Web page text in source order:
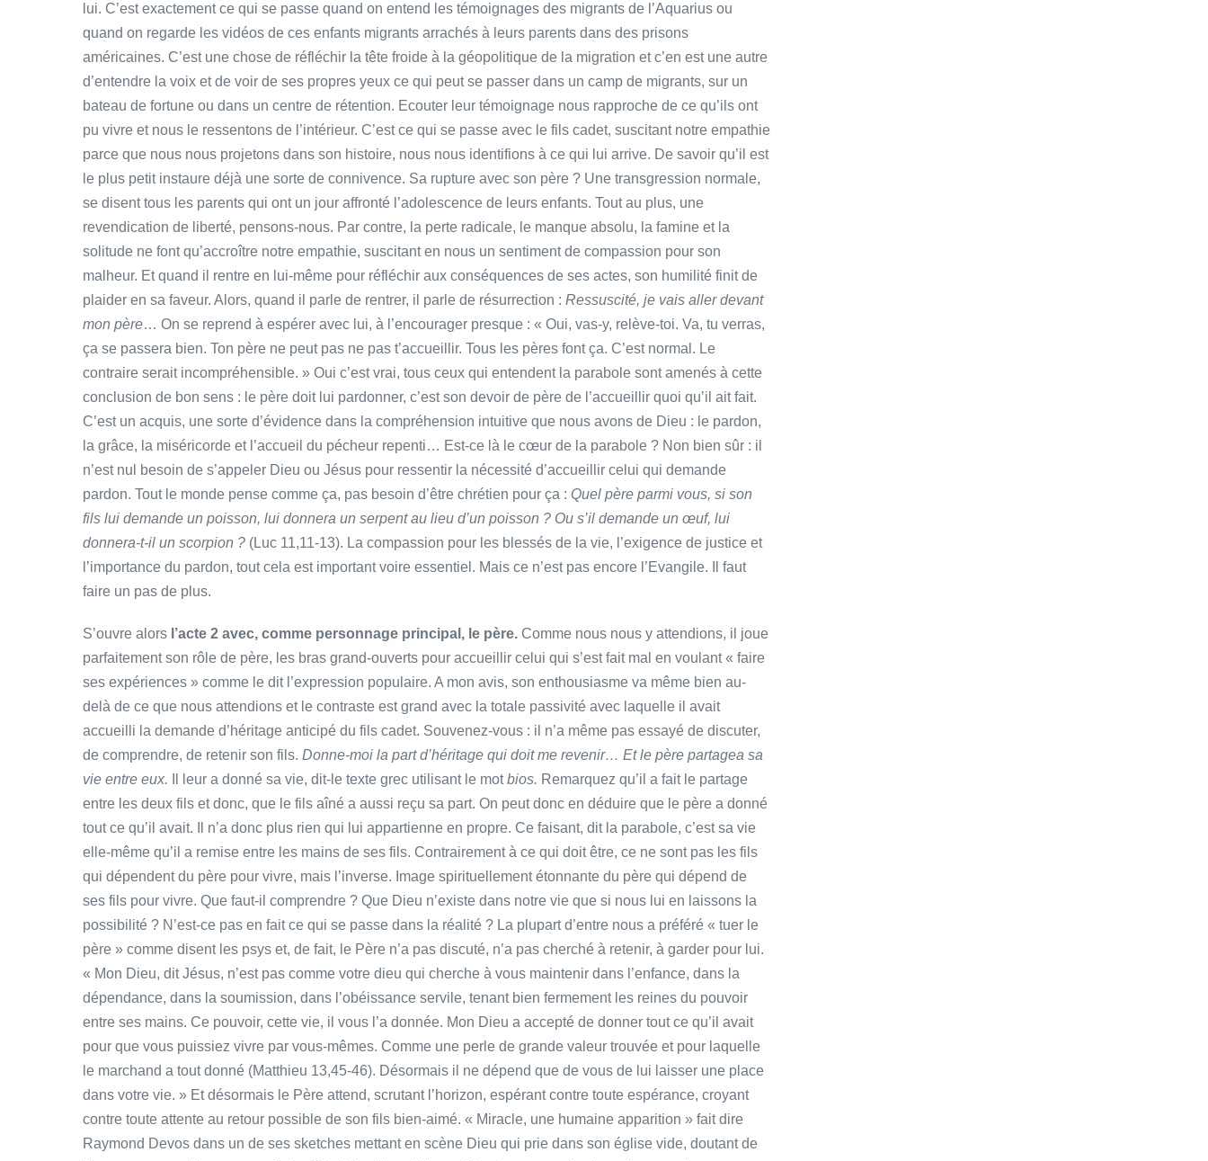
lui. C’est exactement ce qui se passe quand on entend les témoignages des migrants de l’Aquarius ou
quand on regarde les vidéos de ces enfants migrants arrachés à leurs parents dans des prisons
américaines. C’est une chose de réfléchir la tête froide à la géopolitique de la migration et c’en est une autre
d’entendre la voix et de voir de ses propres yeux ce qui peut se passer dans un camp de migrants, sur un
bateau de fortune ou dans un centre de rétention. Ecouter leur témoignage nous rapproche de ce qu’ils ont
pu vivre et nous le ressentons de l’intérieur. C’est ce qui se passe avec le fils cadet, suscitant notre empathie
parce que nous nous projetons dans son histoire, nous nous identifions à ce qui lui arrive. De savoir qu’il est
le plus petit instaure déjà une sorte de connivence. Sa rupture avec son père ? Une transgression normale,
se disent tous les parents qui ont un jour affronté l’adolescence de leurs enfants. Tout au plus, une
revendication de liberté, pensons-nous. Par contre, la perte radicale, le manque absolu, la famine et la
solitude ne font qu’accroître notre empathie, suscitant en nous un sentiment de compassion pour son
malheur. Et quand il rentre en lui-même pour réfléchir aux conséquences de ses actes, son humilité finit de
plaider en sa faveur. Alors, quand il parle de rentrer, il parle de résurrection : Ressuscité, je vais aller devant
mon père… On se reprend à espérer avec lui, à l’encourager presque : « Oui, vas-y, relève-toi. Va, tu verras,
ça se passera bien. Ton père ne peut pas ne pas t’accueillir. Tous les pères font ça. C’est normal. Le
contraire serait incompréhensible. » Oui c’est vrai, tous ceux qui entendent la parabole sont amenés à cette
conclusion de bon sens : le père doit lui pardonner, c’est son devoir de père de l’accueillir quoi qu’il ait fait.
C’est un acquis, une sorte d’évidence dans la compréhension intuitive que nous avons de Dieu : le pardon,
la grâce, la miséricorde et l’accueil du pécheur repenti… Est-ce là le cœur de la parabole ? Non bien sûr : il
n’est nul besoin de s’appeler Dieu ou Jésus pour ressentir la nécessité d’accueillir celui qui demande
pardon. Tout le monde pense comme ça, pas besoin d’être chrétien pour ça : Quel père parmi vous, si son
fils lui demande un poisson, lui donnera un serpent au lieu d’un poisson ? Ou s’il demande un œuf, lui
donnera-t-il un scorpion ? (Luc 11,11-13). La compassion pour les blessés de la vie, l’exigence de justice et
l’importance du pardon, tout cela est important voire essentiel. Mais ce n’est pas encore l’Evangile. Il faut
faire un pas de plus.
S’ouvre alors l’acte 2 avec, comme personnage principal, le père. Comme nous nous y attendions, il joue
parfaitement son rôle de père, les bras grand-ouverts pour accueillir celui qui s’est fait mal en voulant « faire
ses expériences » comme le dit l’expression populaire. A mon avis, son enthousiasme va même bien au-
delà de ce que nous attendions et le contraste est grand avec la totale passivité avec laquelle il avait
accueilli la demande d’héritage anticipé du fils cadet. Souvenez-vous : il n’a même pas essayé de discuter,
de comprendre, de retenir son fils. Donne-moi la part d’héritage qui doit me revenir… Et le père partagea sa
vie entre eux.
Il leur a donné sa vie, dit-le texte grec utilisant le motbios. Remarquez qu’il a fait le partage
entre les deux fils et donc, que le fils aîné a aussi reçu sa part. On peut donc en déduire que le père a donné
tout ce qu’il avait. Il n’a donc plus rien qui lui appartienne en propre. Ce faisant, dit la parabole, c’est sa vie
elle-même qu’il a remise entre les mains de ses fils. Contrairement à ce qui doit être, ce ne sont pas les fils
qui dépendent du père pour vivre, mais l’inverse. Image spirituellement étonnante du père qui dépend de
ses fils pour vivre. Que faut-il comprendre ? Que Dieu n’existe dans notre vie que si nous lui en laissons la
possibilité ? N’est-ce pas en fait ce qui se passe dans la réalité ? La plupart d’entre nous a préféré « tuer le
père » comme disent les psys et, de fait, le Père n’a pas discuté, n’a pas cherché à retenir, à garder pour lui.
« Mon Dieu, dit Jésus, n’est pas comme votre dieu qui cherche à vous maintenir dans l’enfance, dans la
dépendance, dans la soumission, dans l’obéissance servile, tenant bien fermement les reines du pouvoir
entre ses mains. Ce pouvoir, cette vie, il vous l’a donnée. Mon Dieu a accepté de donner tout ce qu’il avait
pour que vous puissiez vivre par vous-mêmes. Comme une perle de grande valeur trouvée et pour laquelle
le marchand a tout donné (Matthieu 13,45-46). Désormais il ne dépend que de vous de lui laisser une place
dans votre vie. » Et désormais le Père attend, scrutant l’horizon, espérant contre toute espérance, croyant
contre toute attente au retour possible de son fils bien-aimé. « Miracle, une humaine apparition » fait dire
Raymond Devos dans un de ses sketches mettant en scène Dieu qui prie dans son église vide, doutant de